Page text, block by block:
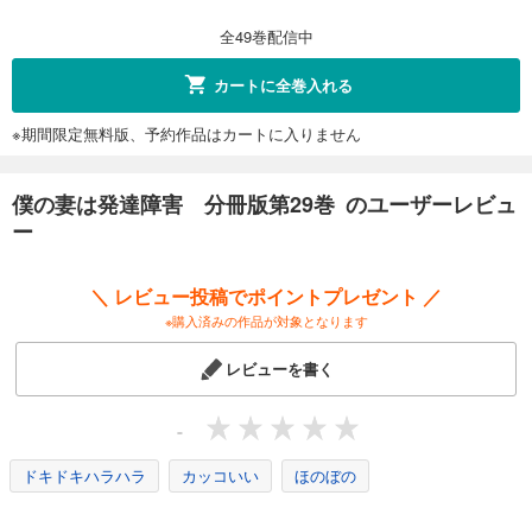
僕の妻は発達障害 分冊版第32巻
完結
カート
僕の妻は発達障害 分冊版第33巻
132円 (税込)
あらすじを表示する
僕の妻は発達障害 分冊版第34巻
全49巻配信中
カートに全巻入れる
※期間限定無料版、予約作品はカートに入りません
僕の妻は発達障害 分冊版第29巻 のユーザーレビュ
ー
＼ レビュー投稿でポイントプレゼント ／
※購入済みの作品が対象となります
レビューを書く
-
ドキドキハラハラ カッコいい ほのぼの